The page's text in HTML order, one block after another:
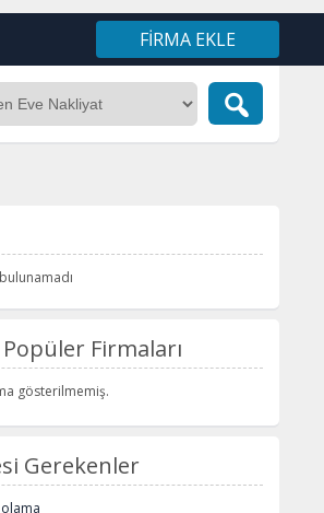
FIRMA EKLE
Firmaları
gösterilmemiş.
Gerekenler